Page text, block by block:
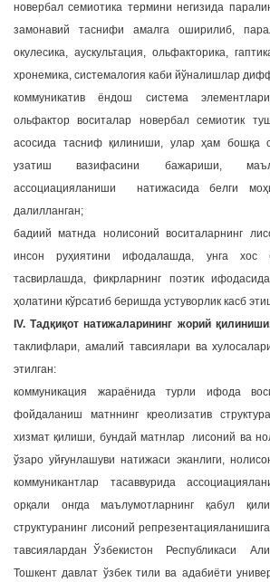
новербал семиотика термини негизида
замонавий таснифи амалга оширилиб,
окулесика, аускультация, ольфакторика,
хронемика, системалогия каби йўналишлар
коммуникатив ёндош система
ольфактор воситалар новербал семиотик
асосида тасниф қилиниши, улар ҳам бошқа
узатиш вазифасини бажариши,
ассоциацияланиши натижасида белги
далилланган;
бадиий матнда нолисоний воситаларнинг
инсон руҳиятини ифодалашда, унга хос
тасвирлашда, фикрларнинг поэтик
ҳолатини кўрсатиб беришда устуворлик касб
IV. Тадқиқот натижаларининг жорий
таклифлари, амалий тавсиялари ва
этилган:
коммуникация жараёнида турли ифода
фойдаланиш матннинг креолизатив
хизмат қилиши, бундай матнлар лисоний ва
ўзаро уйғунлашуви натижаси эканлиги,
коммуникантлар тасаввурида
орқали онгда маълумотларнинг қабул
структуранинг лисоний
тавсиялардан Ўзбекистон Республикаси
Тошкент давлат ўзбек тили ва адабиёти